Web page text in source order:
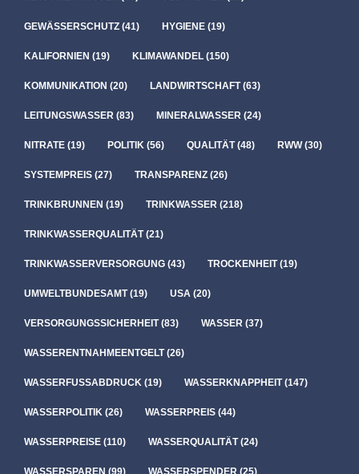
GEWÄSSERSCHUTZ (41) HYGIENE (19)
KALIFORNIEN (19) KLIMAWANDEL (150)
KOMMUNIKATION (20) LANDWIRTSCHAFT(63)
LEITUNGSWASSER (83) MINERALWASSER (24)
NITRATE (19) POLITIK (56) QUALITÄT(48) RWW(30)
SYSTEMPREIS (27) TRANSPARENZ (26)
TRINKBRUNNEN (19) TRINKWASSER (218)
TRINKWASSERQUALITÄT(21)
TRINKWASSERVERSORGUNG (43) TROCKENHEIT(19)
UMWELTBUNDESAMT(19) USA (20)
VERSORGUNGSSICHERHEIT(83) WASSER (37)
WASSERENTNAHMEENTGELT(26)
WASSERFUSSABDRUCK (19) WASSERKNAPPHEIT(147)
WASSERPOLITIK (26) WASSERPREIS (44)
WASSERPREISE (110) WASSERQUALITÄT(24)